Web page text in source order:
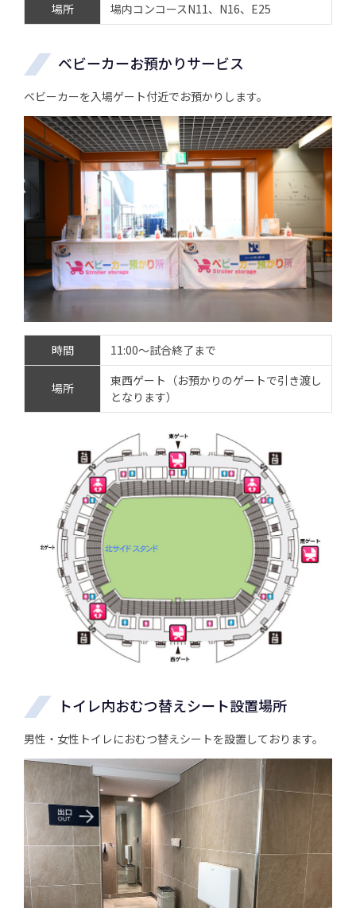
場所 場内コンコースN11、N16、E25
ベビーカーお預かりサービス
ベビーカーを入場ゲート付近でお預かりします。
時間 11:00～試合終了まで
場所
東西ゲート（お預かりのゲートで引き渡し
となります）
トイレ内おむつ替えシート設置場所
男性・女性トイレにおむつ替えシートを設置しております。